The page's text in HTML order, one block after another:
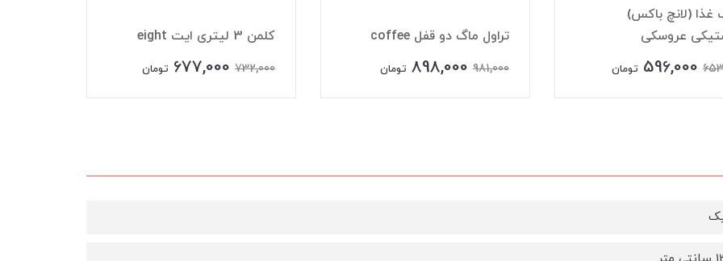
غذا (لانچ باکس)
عروسکی
596,000 تومان
تراول ماگ دو قفل coffee
981,000
898,000 تومان
کلمن 3 لیتری ایت eight
732,000
677,000 تومان